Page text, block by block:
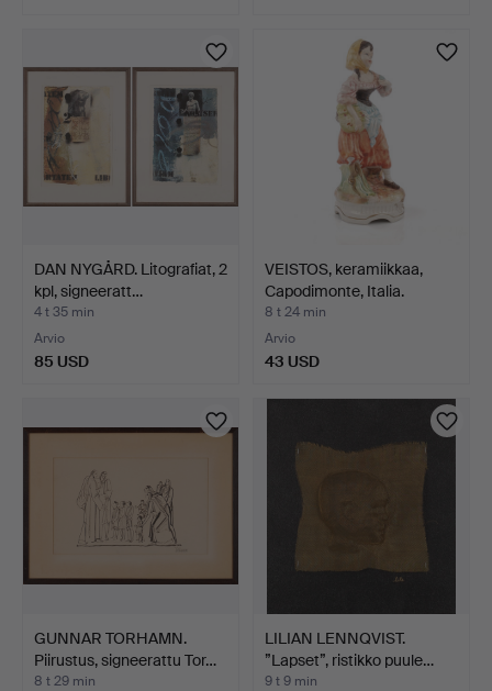
DAN NYGÅRD. Litografiat, 2
kpl, signeeratt…
4 t 35 min
Arvio
85 USD
VEISTOS, keramiikkaa,
Capodimonte, Italia.
8 t 24 min
Arvio
43 USD
GUNNAR TORHAMN.
Piirustus, signeerattu Tor…
8 t 29 min
LILIAN LENNQVIST.
”Lapset”, ristikko puule…
9 t 9 min